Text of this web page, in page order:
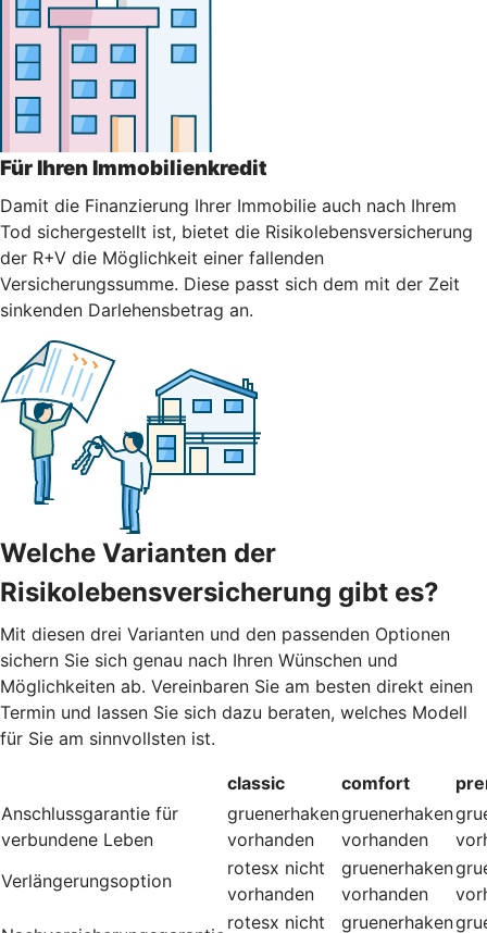
Für Ihren Immobilienkredit
Damit die Finanzierung Ihrer Immobilie auch nach Ihrem
Tod sichergestellt ist, bietet die Risikolebensversicherung
der R+V die Möglichkeit einer fallenden
Versicherungssumme. Diese passt sich dem mit der Zeit
sinkenden Darlehensbetrag an.
Welche Varianten der
Risikolebensversicherung gibt es?
Mit diesen drei Varianten und den passenden Optionen
sichern Sie sich genau nach Ihren Wünschen und
Möglichkeiten ab. Vereinbaren Sie am besten direkt einen
Termin und lassen Sie sich dazu beraten, welches Modell
für Sie am sinnvollsten ist.
classic comfort
Anschlussgarantie für
verbundene Leben
gruenerhaken
vorhanden
gruenerhaken
vorhanden
Verlängerungsoption
rotesx nicht
vorhanden
gruenerhaken
vorhanden
rotesx nicht
gruenerhaken